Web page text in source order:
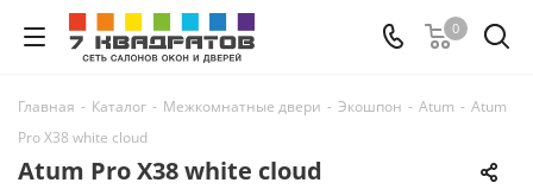
0
Главная - Каталог - Межкомнатные двери - Экошпон - Atum - Atum
Pro Х38 white cloud
Atum Pro Х38 white cloud